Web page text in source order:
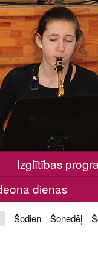
Izglītības
dienas
Šodien Šonedēļ